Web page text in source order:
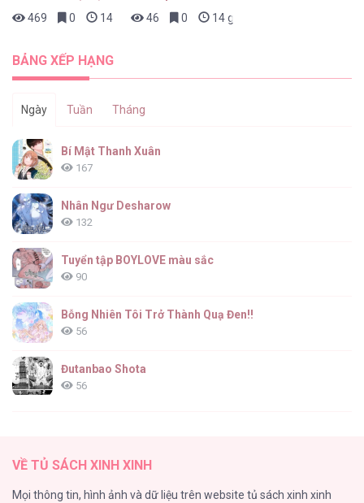
469
0 14 giờ trước
46
0 14 giờ trước
BẢNG XẾP HẠNG
Ngày Tuần Tháng
Bí Mật Thanh Xuân
167
Nhân Ngư Desharow
132
Tuyển tập BOYLOVE màu sắc
90
Bỗng Nhiên Tôi Trở Thành Quạ Đen!!
56
Đutanbao Shota
56
54
VỀ TỦ SÁCH XINH XINH
Mọi thông tin, hình ảnh và dữ liệu trên website tủ sách xinh xinh